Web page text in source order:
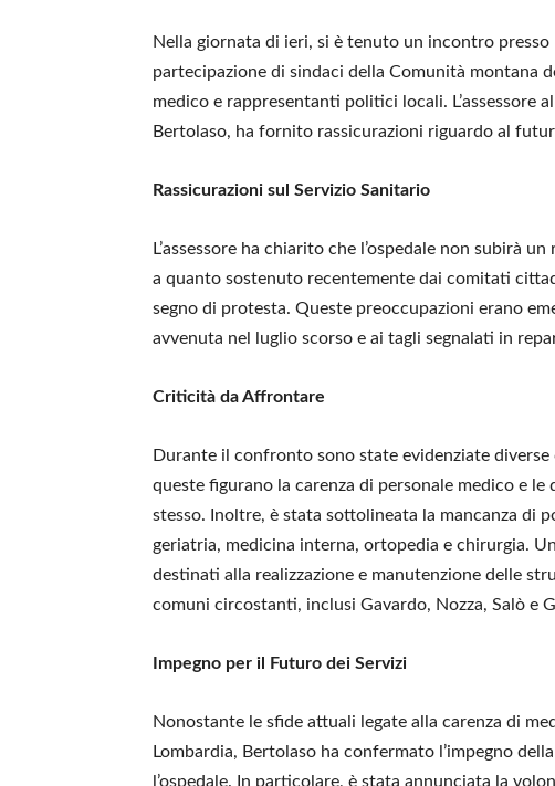
Nella giornata di ieri, si è tenuto un incontro presso
partecipazione di sindaci della Comunità montana
medico e rappresentanti politici locali. L’assessore
Bertolaso, ha fornito rassicurazioni riguardo al
Rassicurazioni sul Servizio Sanitario
L’assessore ha chiarito che l’ospedale non subirà
a quanto sostenuto recentemente dai comitati
segno di protesta. Queste preoccupazioni erano
avvenuta nel luglio scorso e ai tagli segnalati in
Criticità da Affrontare
Durante il confronto sono state evidenziate
queste figurano la carenza di personale medico e
stesso. Inoltre, è stata sottolineata la mancanza di
geriatria, medicina interna, ortopedia e chirurgia.
destinati alla realizzazione e manutenzione delle
comuni circostanti, inclusi Gavardo, Nozza, Salò e
Impegno per il Futuro dei Servizi
Nonostante le sfide attuali legate alla carenza di
Lombardia, Bertolaso ha confermato l’impegno
l’ospedale. In particolare, è stata annunciata la